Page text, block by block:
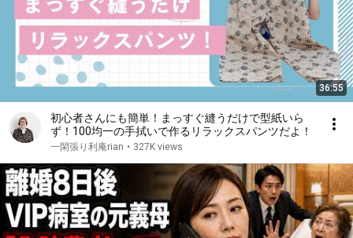
36:55
初心者さんにも簡単！まっすぐ縫うだけで型紙いら
ず！100均一の手拭いで作るリラックスパンツだよ！
一閑張り利庵rian • 327K views